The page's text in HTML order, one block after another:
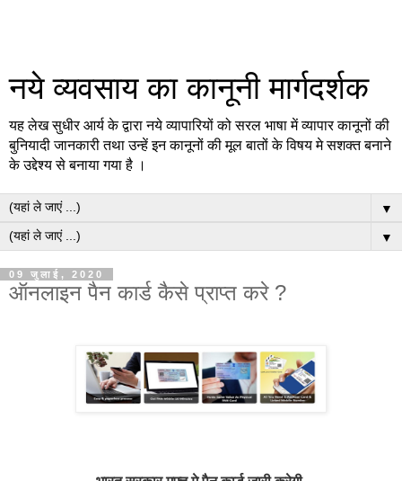
नये व्यवसाय का कानूनी मार्गदर्शक
यह लेख सुधीर आर्य के द्वारा नये व्यापारियों को सरल भाषा में व्यापार कानूनों की
बुनियादी जानकारी तथा उन्हें इन कानूनों की मूल बातों के विषय मे सशक्त बनाने
के उद्देश्य से बनाया गया है ।
▼
▼
09 जुलाई, 2020
ऑनलाइन पैन कार्ड कैसे प्राप्त करे ?